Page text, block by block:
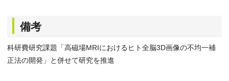
備考
科研費研究課題「高磁場MRIにおけるヒト全脳3D画像の不均一補
正法の開発」と併せて研究を推進